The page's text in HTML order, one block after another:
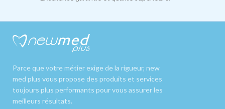
Parce que votre métier exige de la rigueur, new
med plus vous propose des produits et services
toujours plus performants pour vous assurer les
meilleurs résultats.